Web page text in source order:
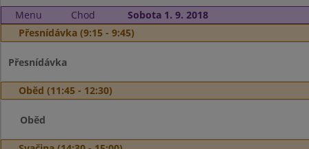
Menu Chod
Sobota 1. 9. 2018
Přesnídávka (9:15 - 9:45)
Přesnídávka
Oběd (11:45 - 12:30)
Oběd